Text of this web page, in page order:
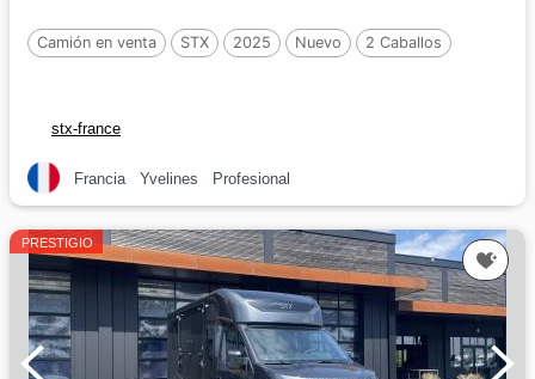
Camión en venta STX 2025 Nuevo 2 Caballos
stx-france
Francia Yvelines Profesional
PRESTIGIO